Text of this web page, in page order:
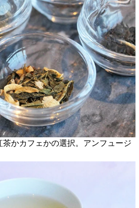
かカフェかの選択。アンフュージ